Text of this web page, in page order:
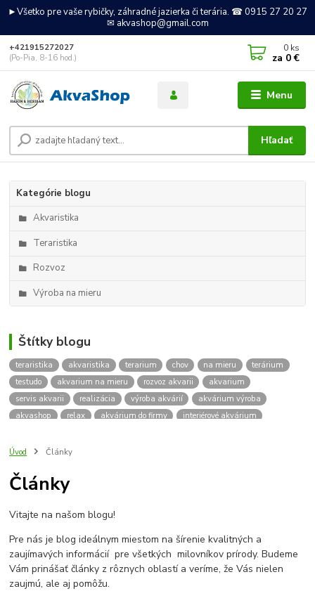
►Všetko pre vaše rybičky, záhradné jazierka či terária. ☎ 0915 27 20 27
✉ akvashop@gmail.com
Menu
Hľadať
+421915272027
(Po-Pia, 8-16 hod.)
0 ks
za 0 €
Kategórie blogu
Akvaristika
Teraristika
Rozvoz
Výroba na mieru
Štítky blogu
teraristika akvaristika terarium chov na mieru
terárium
testudo
akvarium na mieru rozvoz akvarii
akvarium
servis akvarii
realizácia výroba akvárií
akvárium výroba
akvashop
relax akvárium do firmy
interiérové akvárium
insektárium
skrinka
podstavec
Testudo horsfieldii
Korytnačka stepná
zriaďovanie terária
terárium pre suchozemskú korytnačku
želva
korytnačky
Bratislava
vyroba akvarii akvarium dovoz
rozvoz akvarií
záruka na akvárium
Úvod Články
Články
Vitajte na našom blogu!
Pre nás je blog ideálnym miestom na šírenie kvalitných a
zaujímavých informácií pre všetkých milovníkov prírody. Budeme
Vám prinášať články z rôznych oblastí a veríme, že Vás nielen
zaujmú, ale aj pomôžu.